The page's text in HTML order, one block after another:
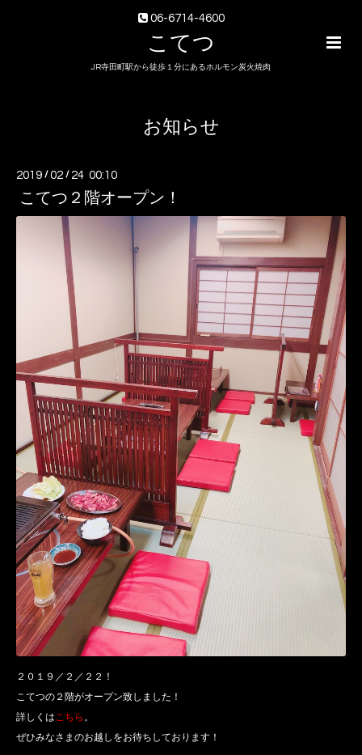
06-6714-4600
こてつ
JR寺田町駅から徒歩１分にあるホルモン炭火焼肉
お知らせ
2019 /02 / 24 00:10
こてつ２階オープン！
２０１９／２／２２！
こてつの２階がオープン致しました！
詳しくはこちら 。
ぜひみなさまのお越しをお待ちしております！